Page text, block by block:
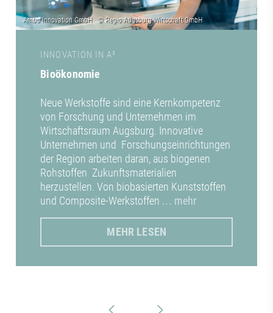
INNOVATION IN A³
Bioökonomie
Neue Werkstoffe sind eine Kernkompetenz
von Forschung und Unternehmen im
Wirtschaftsraum Augsburg. Innovative
Unternehmen und Forschungseinrichtungen
der Region arbeiten daran, aus biogenen
Rohstoffen Zukunftsmaterialien
herzustellen. Von biobasierten Kunststoffen
und Composite-Werkstoffen ... mehr
MEHR LESEN